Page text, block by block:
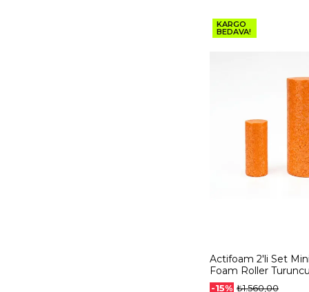
KARGO
BEDAVA!
Actifoam 2'li Set
Foam Roller Turuncu
-15% ₺1.560,00